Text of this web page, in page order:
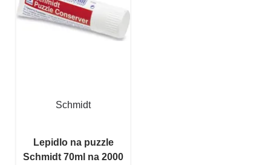
Schmidt
Lepidlo na puzzle
Schmidt 70ml na 2000